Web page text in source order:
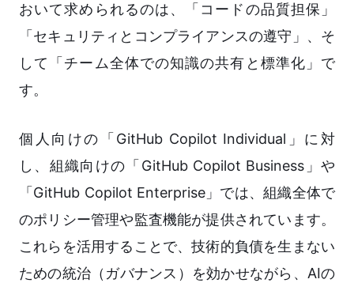
おいて求められるのは、「コードの品質担保」
「セキュリティとコンプライアンスの遵守」、そ
して「チーム全体での知識の共有と標準化」で
す。
個人向けの「GitHub Copilot Individual」に対
し、組織向けの「GitHub Copilot Business」や
「GitHub Copilot Enterprise」では、組織全体で
のポリシー管理や監査機能が提供されています。
これらを活用することで、技術的負債を生まない
ための統治（ガバナンス）を効かせながら、AIの